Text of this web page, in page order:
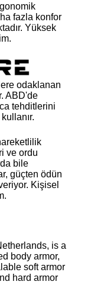
fazla konfor
Yüksek
odaklanan
ABD'de
tehditlerini
ve ordu
bile
güçten ödün
Kişisel
is a
body armor,
soft armor
hard armor